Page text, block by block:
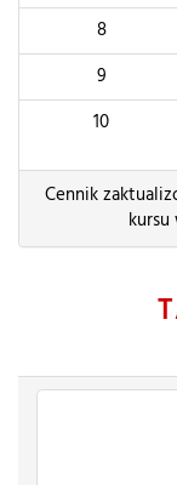
8
9
10
Cennik
kursu